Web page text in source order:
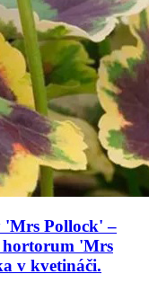
'Mrs Pollock' –
hortorum 'Mrs
v kvetináči.